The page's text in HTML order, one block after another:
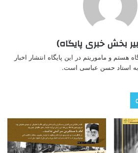
بخش خبری پایگاه)
هستم و ماموریتم در این پایگاه انتشار اخبار
استاد حسن عباسی است.